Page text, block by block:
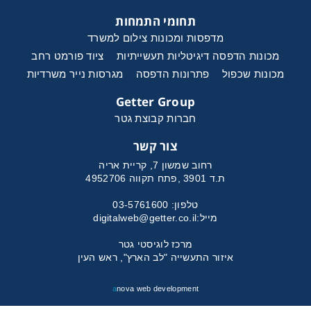
תחומי התמחות
מדפסות ומכונות צילום למשרד
מכונות הדפסה דיגיטליות תעשייתיות
ציוד פורמט רחב
מכונות שכפול
פתרונות הדפסה מגרסות נייר משרדיות
Getter Group
חברות קבוצת גטר
צור קשר
רחוב שמשון 7, קריית אריה
ת.ד 3901 ,פתח תקווה 4952706
טלפון: 03-5761600
מייל:digitalweb@getter.co.il
מרכז לוגיסטי גטר
איזור התעשייה "לב הארץ", ראש העין
anova web development